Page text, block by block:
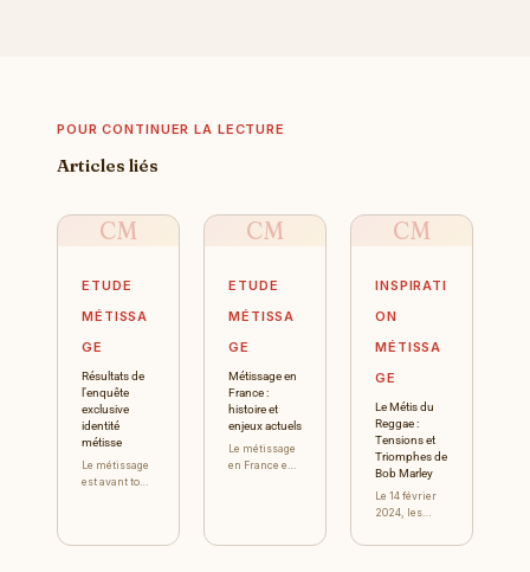
POUR CONTINUER LA LECTURE
Articles liés
CM
ETUDE
MÉTISSA
GE
Résultats de
l’enquête
exclusive
identité
métisse
Le métissage
est avant tout
représentatif
CM
ETUDE
MÉTISSA
GE
Métissage en
France :
histoire et
enjeux actuels
Le métissage
en France est
interrogations
CM
INSPIRATI
ON
MÉTISSA
GE
Le Métis du
Reggae :
Tensions et
Triomphes de
Bob Marley
Le 14 février
2024, les
cinéma